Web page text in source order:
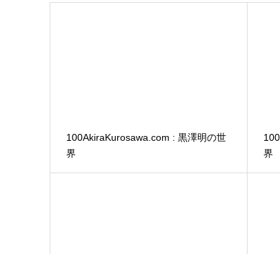
100AkiraKurosawa.com : 黒澤明の世
界
界